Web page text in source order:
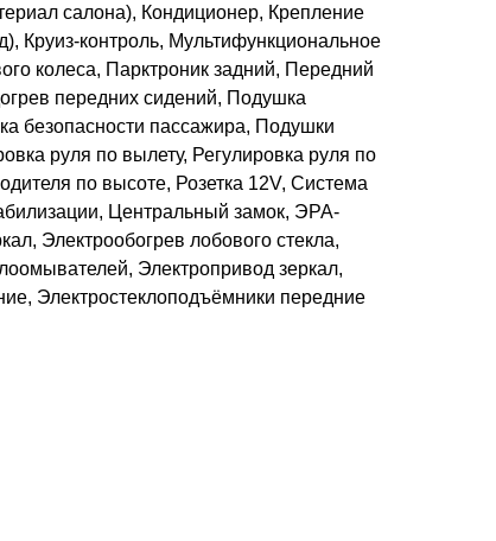
салона), Кондиционер, Крепление
Круиз-контроль, Мультифункциональное
колеса, Парктроник задний, Передний
передних сидений, Подушка
безопасности пассажира, Подушки
руля по вылету, Регулировка руля по
по высоте, Розетка 12V, Система
Центральный замок, ЭРА-
Электрообогрев лобового стекла,
Электропривод зеркал,
Электростеклоподъёмники передние